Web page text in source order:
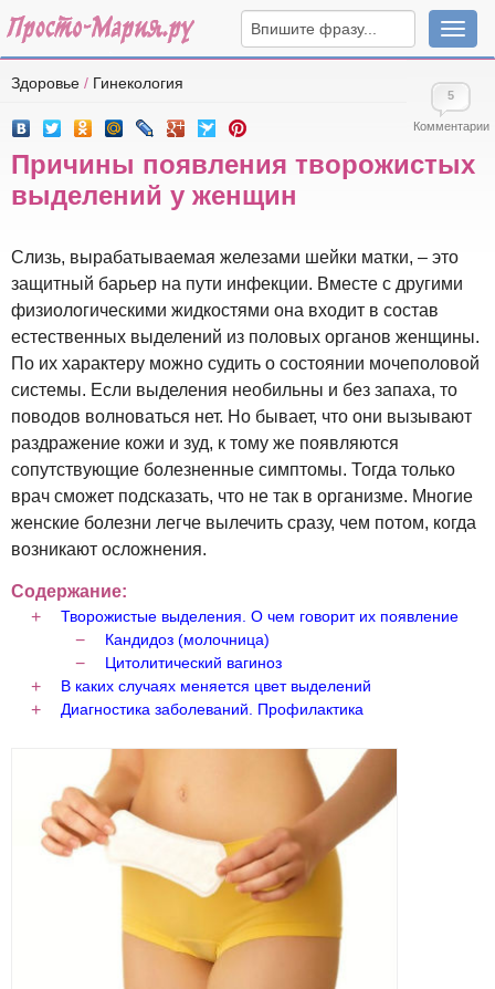
Здоровье / Гинекология
5
Комментарии
Причины появления творожистых
выделений у женщин
Слизь, вырабатываемая железами шейки матки, – это
защитный барьер на пути инфекции. Вместе с другими
физиологическими жидкостями она входит в состав
естественных выделений из половых органов женщины.
По их характеру можно судить о состоянии мочеполовой
системы. Если выделения необильны и без запаха, то
поводов волноваться нет. Но бывает, что они вызывают
раздражение кожи и зуд, к тому же появляются
сопутствующие болезненные симптомы. Тогда только
врач сможет подсказать, что не так в организме. Многие
женские болезни легче вылечить сразу, чем потом, когда
возникают осложнения.
Содержание:
Творожистые выделения. О чем говорит их появление
Кандидоз (молочница)
Цитолитический вагиноз
В каких случаях меняется цвет выделений
Диагностика заболеваний. Профилактика